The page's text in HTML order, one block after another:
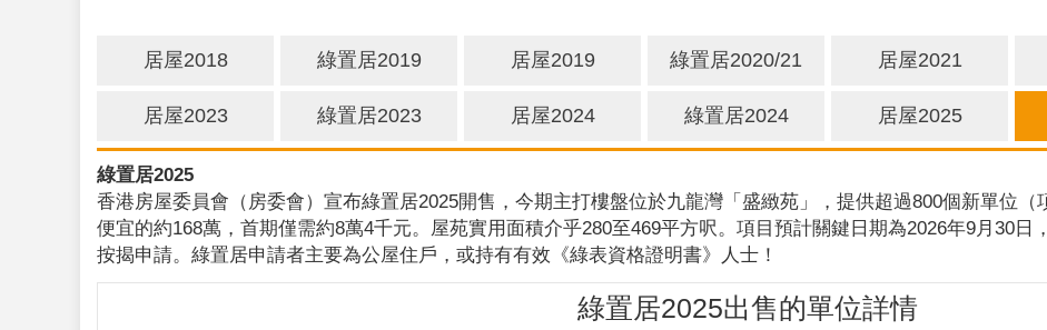
居屋2018 綠置居2019 居屋2019 綠置居2020/21 居屋2021
居屋2023 綠置居2023 居屋2024 綠置居2024 居屋2025
綠置居2025
香港房屋委員會（房委會）宣布綠置居2025開售，今期主打樓盤位於九龍灣「盛緻苑」，提供超過800個新單位
便宜的約168萬，首期僅需約8萬4千元。屋苑實用面積介乎280至469平方呎。項目預計關鍵日期為2026年9月30
按揭申請。綠置居申請者主要為公屋住戶，或持有有效《綠表資格證明書》人士！
綠置居2025出售的單位詳情